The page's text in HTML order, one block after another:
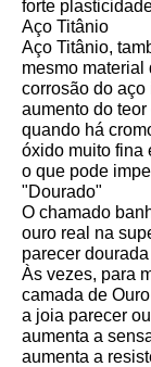
forte
Aço Titânio
Aço Titânio,
mesmo material
corrosão do
aumento do
quando há
óxido muito fina
o que pode
"Dourado"
O chamado
ouro real na
parecer
Às vezes, para
camada de
a joia parecer
aumenta a
aumenta a